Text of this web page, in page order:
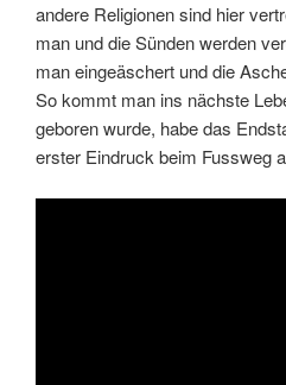
andere Religionen sind hier
man und die Sünden werden
man eingeäschert und die
So kommt man ins nächste
geboren wurde, habe das
erster Eindruck beim Fussweg